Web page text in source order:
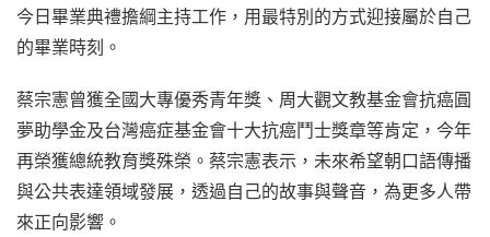
今日畢業典禮擔綱主持工作，用最特別的方式迎接屬於自己
的畢業時刻。
蔡宗憲曾獲全國大專優秀青年獎、周大觀文教基金會抗癌圓
夢助學金及台灣癌症基金會十大抗癌鬥士獎章等肯定，今年
再榮獲總統教育獎殊榮。蔡宗憲表示，未來希望朝口語傳播
與公共表達領域發展，透過自己的故事與聲音，為更多人帶
來正向影響。